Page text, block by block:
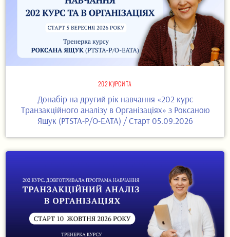
202 КУРСИ ТА
Донабір на другий рік навчання «202 курс
Транзакційного аналізу в Організаціях» з Роксаною
Ящук (PTSTA-P/O-EATA) / Старт 05.09.2026